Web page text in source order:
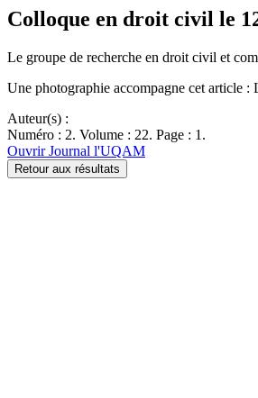
Colloque en droit civil le
Le groupe de recherche en droit civil et
Une photographie accompagne cet article :
Auteur(s) :
Numéro : 2. Volume : 22. Page : 1.
Ouvrir Journal l'UQAM
Retour aux résultats